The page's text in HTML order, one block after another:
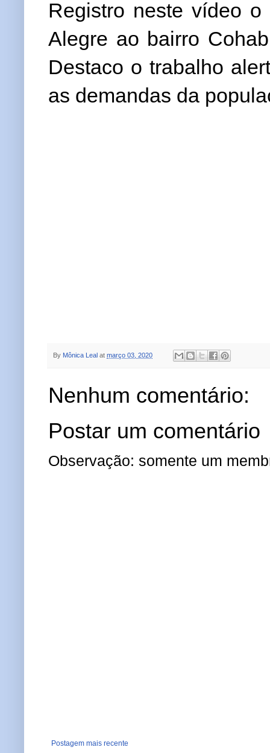
Registro neste vídeo
Alegre ao bairro
Destaco o trabalho
as demandas da
By Mônica Leal at março 03, 2020
Nenhum comentário:
Postar um comentário
Observação: somente um
Postagem mais recente